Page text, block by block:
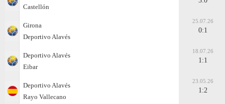
Castellón
Girona
Deportivo Alavés
25.07.26
0:1
Deportivo Alavés
Eibar
18.07.26
1:1
Deportivo Alavés
Rayo Vallecano
23.05.26
1:2